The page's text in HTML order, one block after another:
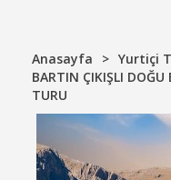
Anasayfa > Yurtiçi
BARTIN ÇIKIŞLI DOĞU
TURU